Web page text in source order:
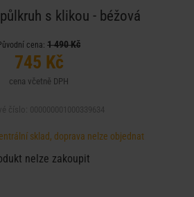
s klikou - béžová
cena: 1 490 Kč
745 Kč
cena včetně DPH
sklad, doprava nelze objednat
nelze zakoupit